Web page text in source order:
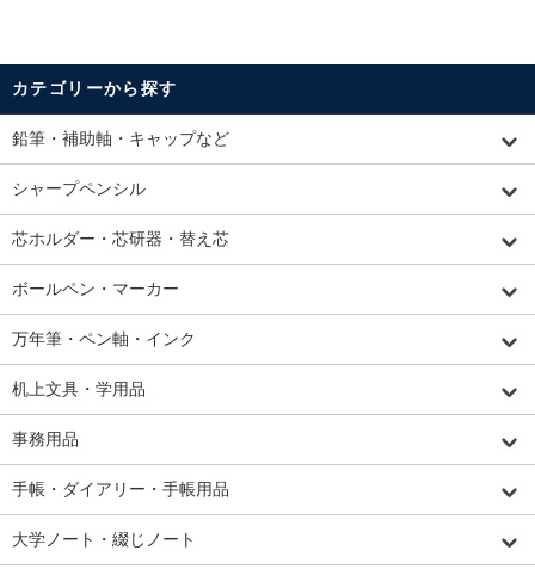
カテゴリーから探す
鉛筆・補助軸・キャップなど
シャープペンシル
芯ホルダー・芯研器・替え芯
ボールペン・マーカー
万年筆・ペン軸・インク
机上文具・学用品
事務用品
手帳・ダイアリー・手帳用品
大学ノート・綴じノート